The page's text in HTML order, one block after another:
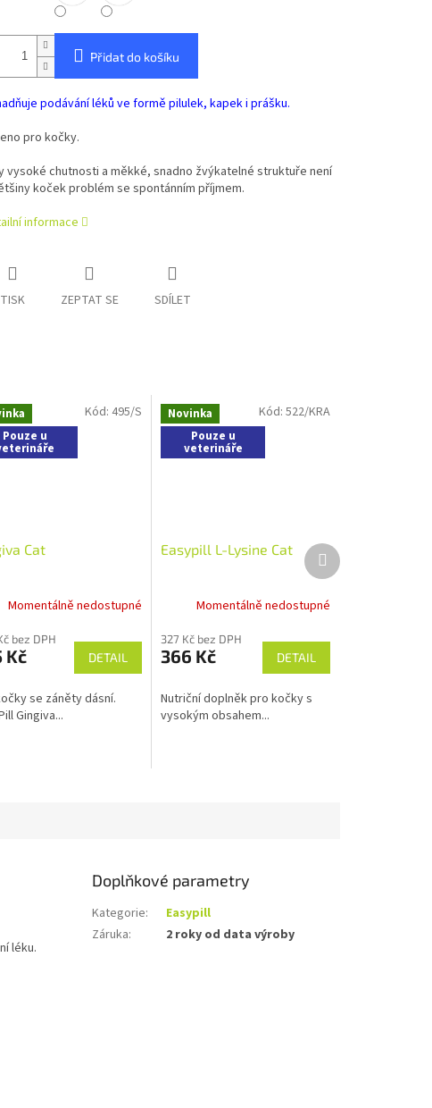
Přidat do košíku
podávání léků ve formě pilulek, kapek i prášku.
pro kočky.
vysoké chutnosti a měkké, snadno žvýkatelné struktuře není
koček problém se spontánním příjmem.
informace
TISK ZEPTAT SE SDÍLET
Pouze u
Cat
Momentálně nedostupné
bez DPH
Kč DETAIL
se záněty dásní.
Gingiva...
Kód: 495/S
Novinka
Pouze u
veterináře
Easypill L-Lysine Cat
Momentálně nedostupné
327 Kč bez DPH
366 Kč DETAIL
Nutriční doplněk pro kočky s
vysokým obsahem...
Kód: 522/KRA
Další
produkt
léku.
Doplňkové parametry
Kategorie:
Easypill
Záruka: 2 roky od data výroby